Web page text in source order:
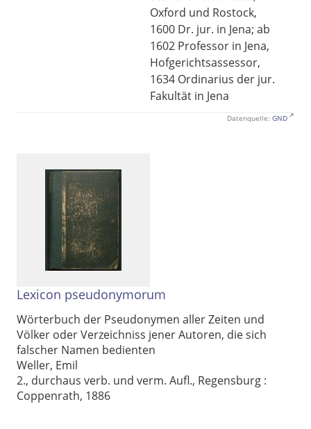
Oxford und Rostock,
1600 Dr. jur. in Jena; ab
1602 Professor in Jena,
Hofgerichtsassessor,
1634 Ordinarius der jur.
Fakultät in Jena
Datenquelle: GND
Lexicon pseudonymorum
Wörterbuch der Pseudonymen aller Zeiten und
Völker oder Verzeichniss jener Autoren, die sich
falscher Namen bedienten
Weller, Emil
2., durchaus verb. und verm. Aufl., Regensburg :
Coppenrath, 1886